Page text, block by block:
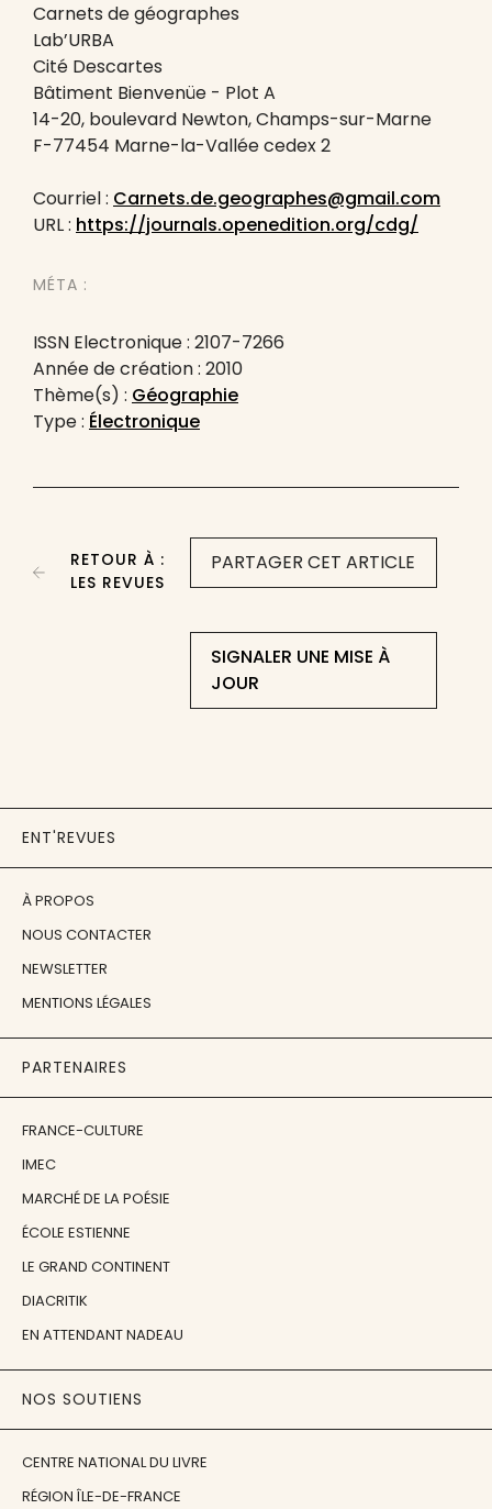
Carnets de géographes
Lab’URBA
Cité Descartes
Bâtiment Bienvenüe - Plot A
14-20, boulevard Newton, Champs-sur-Marne
F-77454 Marne-la-Vallée cedex 2
Courriel : Carnets.de.geographes@gmail.com
URL : https://journals.openedition.org/cdg/
MÉTA :
ISSN Electronique : 2107-7266
Année de création : 2010
Thème(s) : Géographie
Type : Électronique
PARTAGER CET ARTICLE
SIGNALER UNE MISE À
JOUR
RETOUR À :
LES REVUES
ENT'REVUES
À PROPOS
NOUS CONTACTER
NEWSLETTER
MENTIONS LÉGALES
PARTENAIRES
FRANCE-CULTURE
IMEC
MARCHÉ DE LA POÉSIE
ÉCOLE ESTIENNE
LE GRAND CONTINENT
DIACRITIK
EN ATTENDANT NADEAU
NOS SOUTIENS
CENTRE NATIONAL DU LIVRE
RÉGION ÎLE-DE-FRANCE